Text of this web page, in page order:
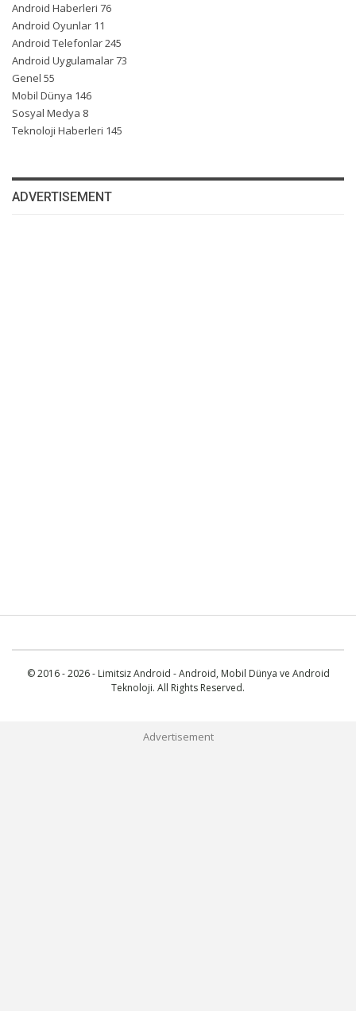
Android Haberleri 76
Android Oyunlar 11
Android Telefonlar245
Android Uygulamalar73
Genel 55
Mobil Dünya 146
Sosyal Medya 8
Teknoloji Haberleri 145
ADVERTISEMENT
© 2016 - 2026 - Limitsiz Android - Android, Mobil Dünya ve Android
Teknoloji. All Rights Reserved.
Advertisement